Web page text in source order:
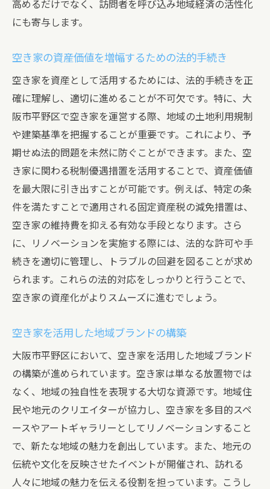
高めるだけでなく、訪問者を呼び込み地域経済の活性化
にも寄与します。
空き家の資産価値を増幅するための法的手続き
空き家を資産として活用するためには、法的手続きを正
確に理解し、適切に進めることが不可欠です。特に、大
阪市平野区で空き家を運営する際、地域の土地利用規制
や建築基準を把握することが重要です。これにより、予
期せぬ法的問題を未然に防ぐことができます。また、空
き家に関わる税制優遇措置を活用することで、資産価値
を最大限に引き出すことが可能です。例えば、特定の条
件を満たすことで適用される固定資産税の減免措置は、
空き家の維持費を抑える有効な手段となります。さら
に、リノベーションを実施する際には、法的な許可や手
続きを適切に管理し、トラブルの回避を図ることが求め
られます。これらの法的対応をしっかりと行うことで、
空き家の資産化がよりスムーズに進むでしょう。
空き家を活用した地域ブランドの構築
大阪市平野区において、空き家を活用した地域ブランド
の構築が進められています。空き家は単なる放置物では
なく、地域の独自性を表現する大切な資源です。地域住
民や地元のクリエイターが協力し、空き家を多目的スペ
ースやアートギャラリーとしてリノベーションすること
で、新たな地域の魅力を創出しています。また、地元の
伝統や文化を反映させたイベントが開催され、訪れる
人々に地域の魅力を伝える役割を担っています。こうし